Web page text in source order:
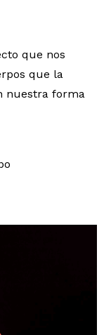
que nos
que la
nuestra forma